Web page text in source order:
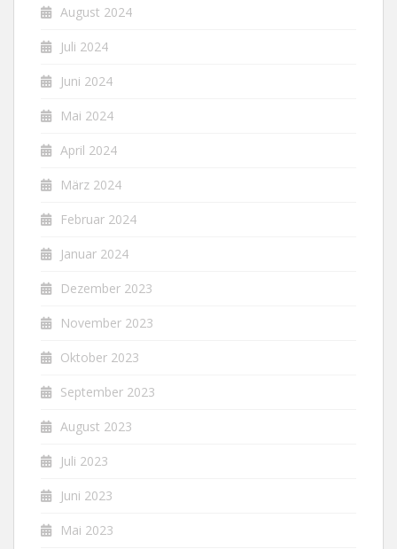
August 2024
Juli 2024
Juni 2024
Mai 2024
April 2024
März 2024
Februar 2024
Januar 2024
Dezember 2023
November 2023
Oktober 2023
September 2023
August 2023
Juli 2023
Juni 2023
Mai 2023